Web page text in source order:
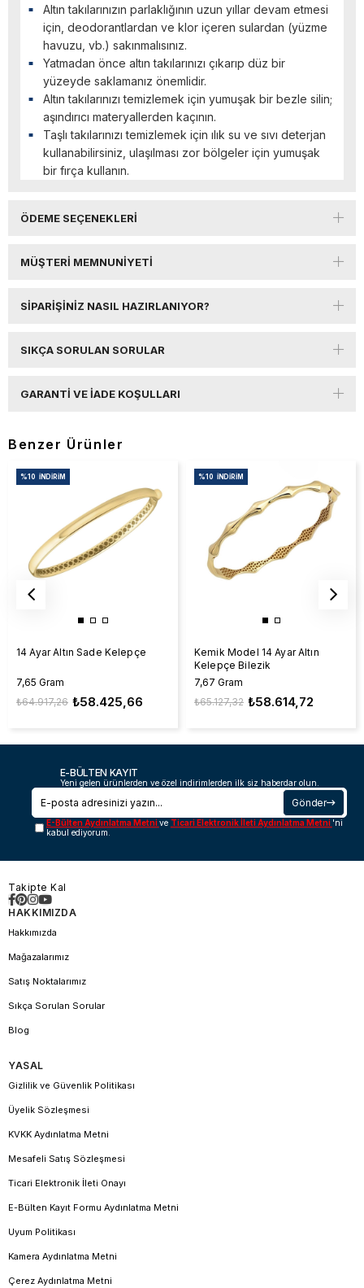
Altın takılarınızın parlaklığının uzun yıllar devam etmesi
için, deodorantlardan ve klor içeren sulardan (yüzme
havuzu, vb.) sakınmalısınız.
Yatmadan önce altın takılarınızı çıkarıp düz bir
yüzeyde saklamanız önemlidir.
Altın takılarınızı temizlemek için yumuşak bir bezle silin;
aşındırıcı materyallerden kaçının.
Taşlı takılarınızı temizlemek için ılık su ve sıvı deterjan
kullanabilirsiniz, ulaşılması zor bölgeler için yumuşak
bir fırça kullanın.
ÖDEME SEÇENEKLERI
MÜŞTERI MEMNUNIYETI
SIPARIŞINIZ NASIL HAZIRLANIYOR?
SIKÇA SORULAN SORULAR
GARANTI VE İADE KOŞULLARI
Benzer Ürünler
14 Ayar Altın Sade Kelepçe
7,65 Gram
₺58.425,66
₺64.917,26
%10 İNDIRIM
Kemik Model 14 Ayar Altın
Kelepçe Bilezik
7,67 Gram
₺58.614,72
₺65.127,32
%10 İNDIRIM
E-BÜLTEN KAYIT
Yeni gelen ürünlerden ve özel indirimlerden ilk siz haberdar olun.
Gönder
E-Bülten Aydınlatma Metnive Ticari Elektronik İleti Aydınlatma Metni 'ni
kabul ediyorum.
Takipte Kal
HAKKIMIZDA
Hakkımızda
Mağazalarımız
Satış Noktalarımız
Sıkça Sorulan Sorular
Blog
YASAL
Gizlilik ve Güvenlik Politikası
Üyelik Sözleşmesi
KVKK Aydınlatma Metni
Mesafeli Satış Sözleşmesi
Ticari Elektronik İleti Onayı
E-Bülten Kayıt Formu Aydınlatma Metni
Uyum Politikası
Kamera Aydınlatma Metni
Çerez Aydınlatma Metni